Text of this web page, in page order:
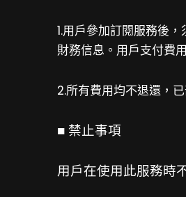
1.用戶參加訂閱服務後
財務信息。用戶支付費
2.所有費用均不退還，
■ 禁止事項
用戶在使用此服務時